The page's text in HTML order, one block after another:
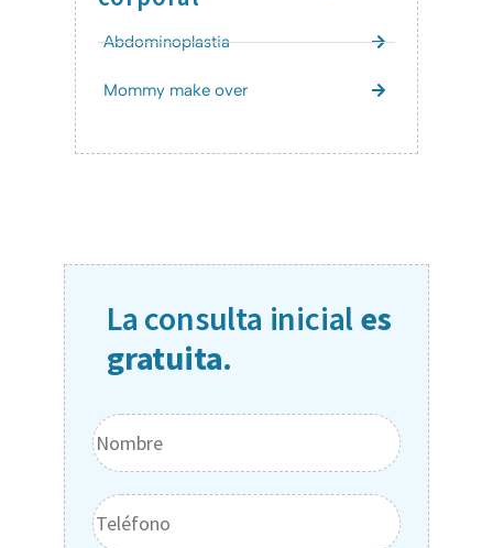
Abdominoplastia
Mommy make over
La consulta iniciales
gratuita.